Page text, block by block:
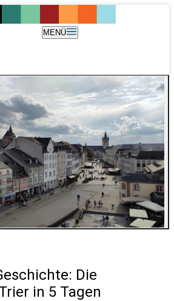
MENÜ
Die
in 5 Tagen